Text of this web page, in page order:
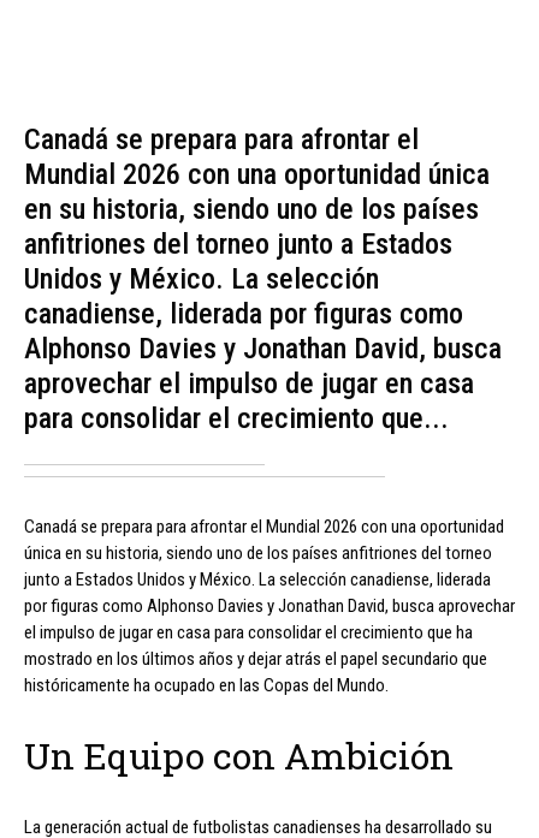
Canadá se prepara para afrontar el
Mundial 2026 con una oportunidad única
en su historia, siendo uno de los países
anfitriones del torneo junto a Estados
Unidos y México. La selección
canadiense, liderada por figuras como
Alphonso Davies y Jonathan David, busca
aprovechar el impulso de jugar en casa
para consolidar el crecimiento que...
Canadá se prepara para afrontar el Mundial 2026 con una oportunidad
única en su historia, siendo uno de los países anfitriones del torneo
junto a Estados Unidos y México. La selección canadiense, liderada
por figuras como Alphonso Davies y Jonathan David, busca aprovechar
el impulso de jugar en casa para consolidar el crecimiento que ha
mostrado en los últimos años y dejar atrás el papel secundario que
históricamente ha ocupado en las Copas del Mundo.
Un Equipo con Ambición
La generación actual de futbolistas canadienses ha desarrollado su